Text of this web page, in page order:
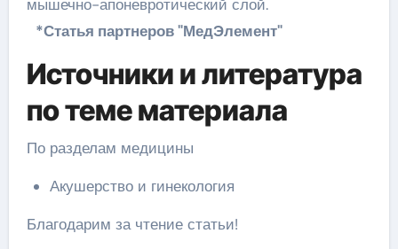
мышечно-апоневротический слой.
*Статья партнеров "МедЭлемент"
Источники и литература
по теме материала
По разделам медицины
Акушерство и гинекология
Благодарим за чтение статьи!